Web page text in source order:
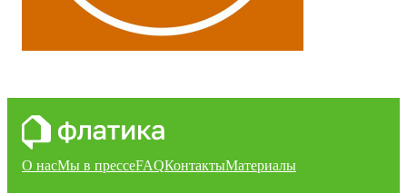
О насМы в прессеFAQКонтактыМатериалы